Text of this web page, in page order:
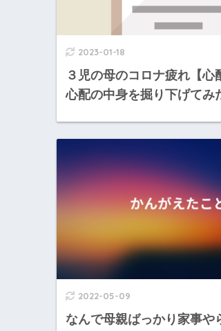
2023-01-18
３児の母のコロナ疲れ【心
心配の中身を掘り下げてみ
2022-05-09
なんで母親ばっかり家事や